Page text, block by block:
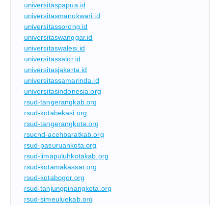
universitaspapua.id
universitasmanokwari.id
universitassorong.id
universitaswanggar.id
universitaswalesi.id
universitassalor.id
universitasjakarta.id
universitassamarinda.id
universitasindonesia.org
rsud-tangerangkab.org
rsud-kotabekasi.org
rsud-tangerangkota.org
rsucnd-acehbaratkab.org
rsud-pasuruankota.org
rsud-limapuluhkotakab.org
rsud-kotamakassar.org
rsud-kotabogor.org
rsud-tanjungpinangkota.org
rsud-simeuluekab.org